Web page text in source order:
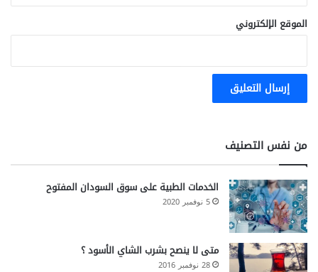
الموقع الإلكتروني
من نفس التصنيف
الخدمات الطبية على سوق السودان المفتوح
5 نوفمبر 2020
متى لا ينصح بشرب الشاي الأسود ؟
28 نوفمبر 2016